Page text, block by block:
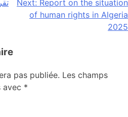
Next: Report on the situation
of human rights in Algeria
2025
pas publiée. Les champs
avec *